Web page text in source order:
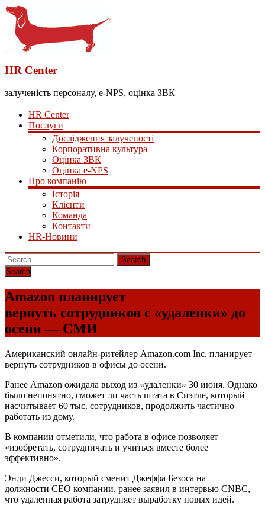
HR Center
залученість персоналу, e-NPS, оцінка ЗВК
HR Center
Послуги
Дослідження залученості
Корпоративна культура
Оцінка ЗВК
Оцінка e-NPS
Про компанію
Історія
Клієнти
Команда
Контакти
HR-Новини
Search
Amazon планирует
вернуть сотрудников с «удаленки» до
осени — СМИ
Американский онлайн-ритейлер Amazon.com Inc. планирует
вернуть сотрудников в офисы до осени.
Ранее Amazon ожидала выход из «удаленки» 30 июня. Однако
было непонятно, сможет ли часть штата в Сиэтле, который
насчитывает 60 тыс. сотрудников, продолжить частично
работать из дому.
В компании отметили, что работа в офисе позволяет
«изобретать, сотрудничать и учиться вместе более
эффективно».
Энди Джесси, который сменит Джеффа Безоса на
должности CEO компании, ранее заявил в интервью CNBC,
что удаленная работа затрудняет выработку новых идей.